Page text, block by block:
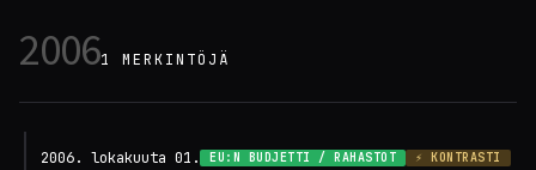
20061 MERKINTÖJÄ
2006. lokakuuta 01. EU:N BUDJETTI / RAHASTOT ⚡ KONTRASTI